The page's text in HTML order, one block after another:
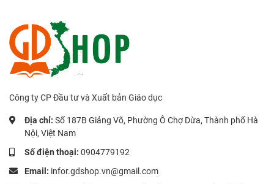
Công ty CP Đầu tư và Xuất bản Giáo dục
Địa chỉ: Số 187B Giảng Võ, Phường Ô Chợ Dừa, Thành phố Hà
Nội, Việt Nam
Số điện thoại: 0904779192
Email: infor.gdshop.vn@gmail.com